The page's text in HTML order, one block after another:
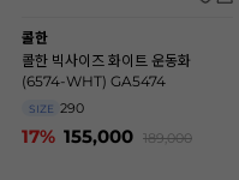
콜한
콜한 빅사이즈 화이트 운동화
(6574-WHT) GA5474
SIZE 290
17% 155,000 189,000